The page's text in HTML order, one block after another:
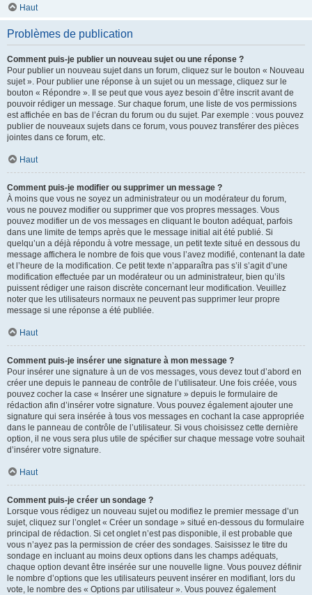
Haut
Problèmes de publication
Comment puis-je publier un nouveau sujet ou une réponse ?
Pour publier un nouveau sujet dans un forum, cliquez sur le bouton « Nouveau
sujet ». Pour publier une réponse à un sujet ou un message, cliquez sur le
bouton « Répondre ». Il se peut que vous ayez besoin d’être inscrit avant de
pouvoir rédiger un message. Sur chaque forum, une liste de vos permissions
est affichée en bas de l’écran du forum ou du sujet. Par exemple : vous pouvez
publier de nouveaux sujets dans ce forum, vous pouvez transférer des pièces
jointes dans ce forum, etc.
Haut
Comment puis-je modifier ou supprimer un message ?
À moins que vous ne soyez un administrateur ou un modérateur du forum,
vous ne pouvez modifier ou supprimer que vos propres messages. Vous
pouvez modifier un de vos messages en cliquant le bouton adéquat, parfois
dans une limite de temps après que le message initial ait été publié. Si
quelqu’un a déjà répondu à votre message, un petit texte situé en dessous du
message affichera le nombre de fois que vous l’avez modifié, contenant la date
et l’heure de la modification. Ce petit texte n’apparaîtra pas s’il s’agit d’une
modification effectuée par un modérateur ou un administrateur, bien qu’ils
puissent rédiger une raison discrète concernant leur modification. Veuillez
noter que les utilisateurs normaux ne peuvent pas supprimer leur propre
message si une réponse a été publiée.
Haut
Comment puis-je insérer une signature à mon message ?
Pour insérer une signature à un de vos messages, vous devez tout d’abord en
créer une depuis le panneau de contrôle de l’utilisateur. Une fois créée, vous
pouvez cocher la case « Insérer une signature » depuis le formulaire de
rédaction afin d’insérer votre signature. Vous pouvez également ajouter une
signature qui sera insérée à tous vos messages en cochant la case appropriée
dans le panneau de contrôle de l’utilisateur. Si vous choisissez cette dernière
option, il ne vous sera plus utile de spécifier sur chaque message votre souhait
d’insérer votre signature.
Haut
Comment puis-je créer un sondage ?
Lorsque vous rédigez un nouveau sujet ou modifiez le premier message d’un
sujet, cliquez sur l’onglet « Créer un sondage » situé en-dessous du formulaire
principal de rédaction. Si cet onglet n’est pas disponible, il est probable que
vous n’ayez pas la permission de créer des sondages. Saisissez le titre du
sondage en incluant au moins deux options dans les champs adéquats,
chaque option devant être insérée sur une nouvelle ligne. Vous pouvez définir
le nombre d’options que les utilisateurs peuvent insérer en modifiant, lors du
vote, le nombre des « Options par utilisateur ». Vous pouvez également